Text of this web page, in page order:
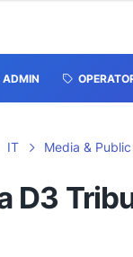
ADMIN
IT Media &
D3